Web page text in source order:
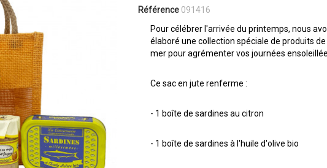
Référence 091416
Pour célébrer l'arrivée du printemps, nous
élaboré une collection spéciale de produits
mer pour agrémenter vos journées
Ce sac en jute renferme :
- 1 boîte de sardines au citron
- 1 boîte de sardines à l'huile d'olive bio